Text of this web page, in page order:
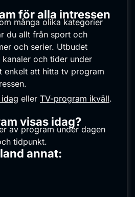
för alla intressen
många olika kategorier
du allt från sport och
och serier. Utbudet
och tider under
enkelt att hitta tv program
eller TV-program ikväll.
visas idag?
av program under dagen
tidpunkt.
annat: